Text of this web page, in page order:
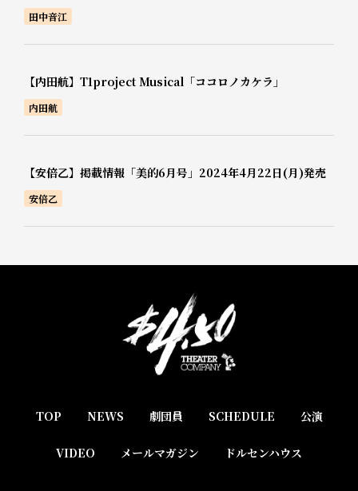
田中音江
【内田航】T1project Musical「ココロノカケラ」
内田航
【安倍乙】掲載情報「美的6月号」2024年4月22日(月)発売
安倍乙
TOP NEWS 劇団員 SCHEDULE 公演
VIDEO メールマガジン ドルセンハウス